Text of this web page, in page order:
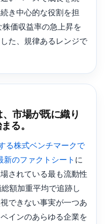
き中心的な役割を担
価収益率の急上昇を
た、規律あるレンジで
市場が既に織り
る。
る株式ベンチマークで
新のファクトシート に
されている最も流動性
額加重平均で追跡し
できない事実が一つあ
インのあらゆる企業を